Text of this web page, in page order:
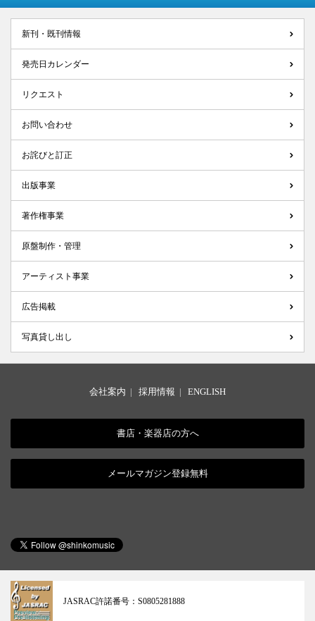
新刊・既刊情報
発売日カレンダー
リクエスト
お問い合わせ
お詫びと訂正
出版事業
著作権事業
原盤制作・管理
アーティスト事業
広告掲載
写真貸し出し
会社案内 | 採用情報 | ENGLISH
書店・楽器店の方へ
メールマガジン登録無料
JASRAC許諾番号： S0805281888